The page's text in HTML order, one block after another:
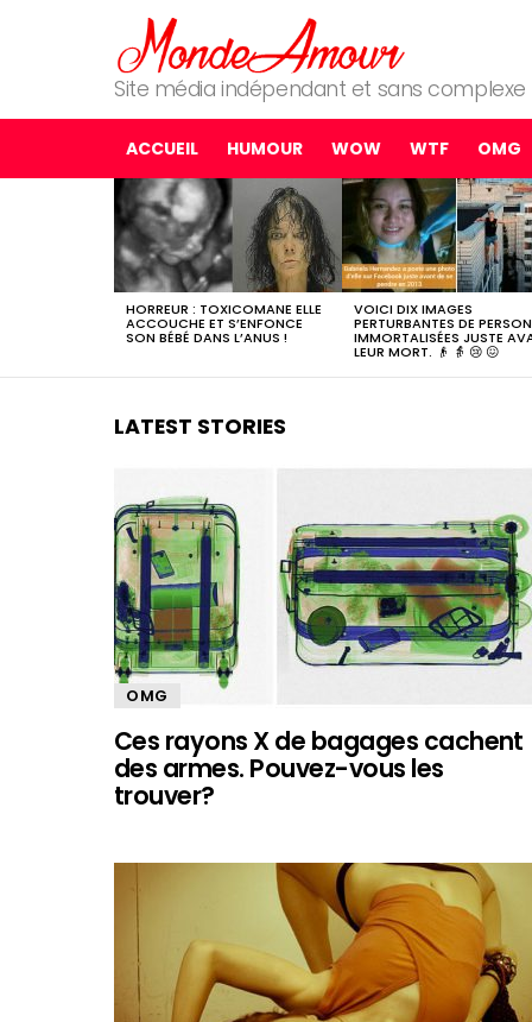
Site média indépendant et sans complexe
ACCUEIL HUMOUR WOW WTF OMG
MOST
SHARED
STORIES
HORREUR : TOXICOMANE ELLE
ACCOUCHE ET S’ENFONCE
SON BÉBÉ DANS L’ANUS !
VOICI DIX IMAGES
PERTURBANTES DE
IMMORTALISÉES JUSTE
LEUR MORT. 👴 👵 😢 😖
LATEST STORIES
OMG
Ces rayons X de bagages cachent
des armes. Pouvez-vous les
trouver?